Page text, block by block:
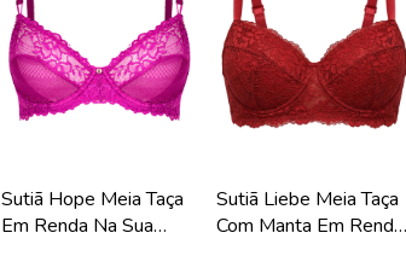
Sutiã Hope Meia Taça
Em Renda Na Sua
Sutiã Liebe Meia Taça
Com Manta Em Renda